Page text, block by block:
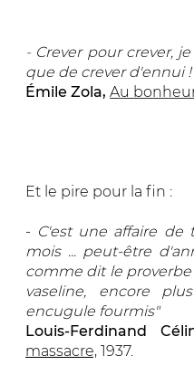
- Crever pour crever,
que de crever d'ennui !
Émile Zola, Au
Et le pire pour la fin :
- C'est une affaire de
mois ... peut-être
comme dit le
vaseline, encore
encugule fourmis"
Louis-Ferdinand
massacre, 1937.